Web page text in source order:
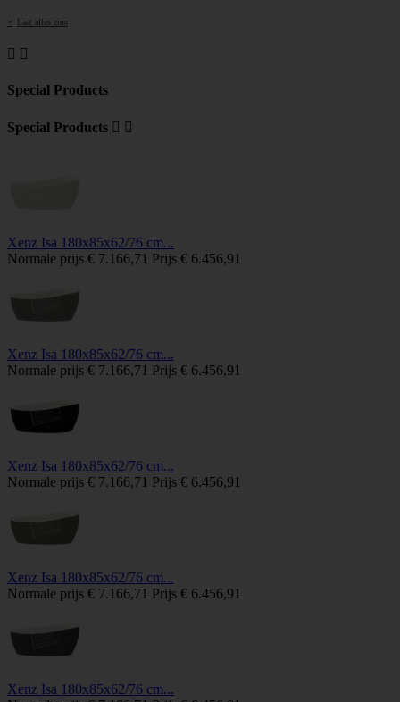
Laat alles zien
 
Special Products
Special Products  
Xenz Isa 180x85x62/76 cm...
Normale prijs € 7.166,71 Prijs € 6.456,91
Xenz Isa 180x85x62/76 cm...
Normale prijs € 7.166,71 Prijs € 6.456,91
Xenz Isa 180x85x62/76 cm...
Normale prijs € 7.166,71 Prijs € 6.456,91
Xenz Isa 180x85x62/76 cm...
Normale prijs € 7.166,71 Prijs € 6.456,91
Xenz Isa 180x85x62/76 cm...